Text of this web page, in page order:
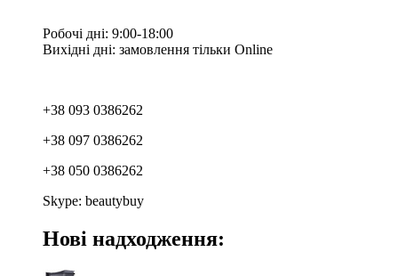
Робочі дні: 9:00-18:00
Вихідні дні: замовлення тільки Online
+38 093 0386262
+38 097 0386262
+38 050 0386262
Skype: beautybuy
Нові надходження: